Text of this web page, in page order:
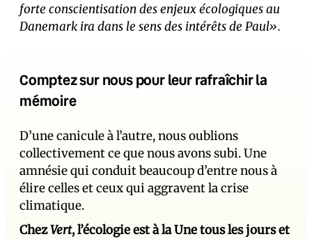
forte conscientisation des enjeux écologiques au
Danemark ira dans le sens des intérêts de Paul».
Comptez sur nous pour leur rafraîchir la
mémoire
D’une canicule à l’autre, nous oublions
collectivement ce que nous avons subi. Une
amnésie qui conduit beaucoup d’entre nous à
élire celles et ceux qui aggravent la crise
climatique.
ChezVert, l’écologie est à la Une tous les jours et